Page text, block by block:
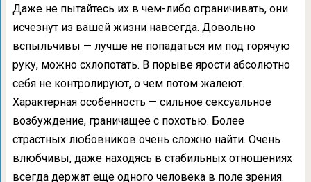
Даже не пытайтесь их в чем-либо ограничивать, они
исчезнут из вашей жизни навсегда. Довольно
вспыльчивы — лучше не попадаться им под горячую
руку, можно схлопотать. В порыве ярости абсолютно
себя не контролируют, о чем потом жалеют.
Характерная особенность — сильное сексуальное
возбуждение, граничащее с похотью. Более
страстных любовников очень сложно найти. Очень
влюбчивы, даже находясь в стабильных отношениях
всегда держат еще одного человека в поле зрения.